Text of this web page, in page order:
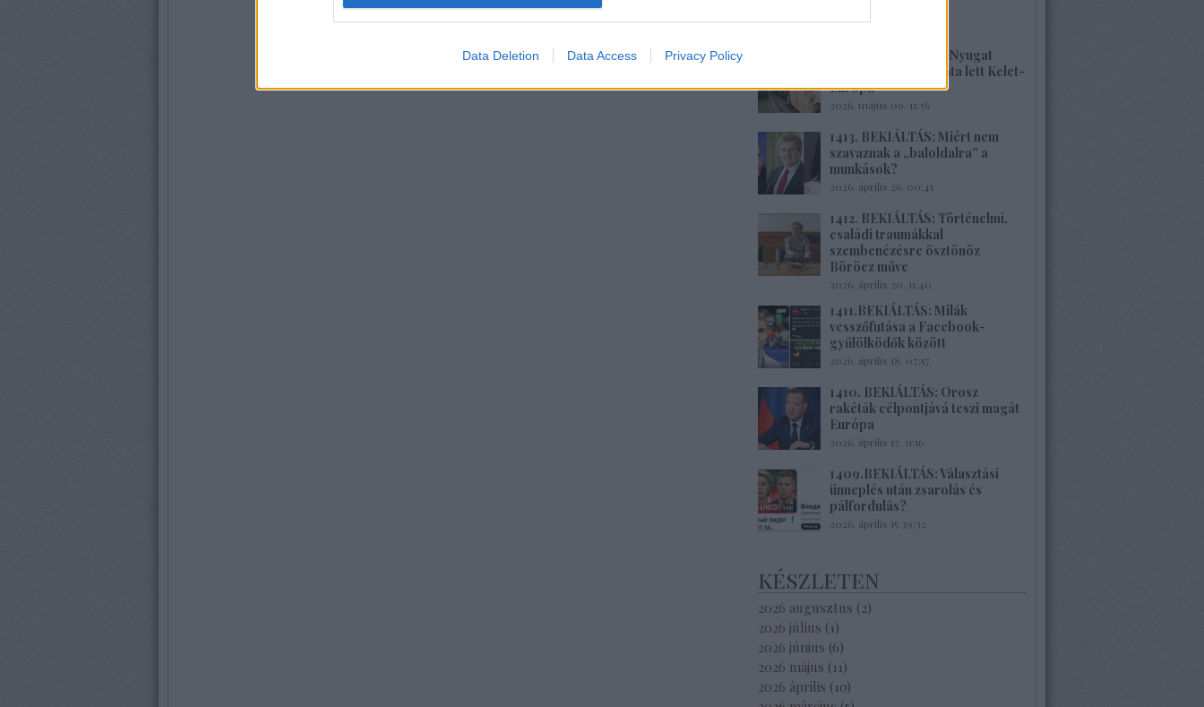
Data Deletion Data Access Privacy Policy
2026. május 10. 12:25
1414. BEKIÁLTÁS: A Nyugat
hulladékának lerakata lett Kelet-
Európa
2026. május 09. 11:36
1413. BEKIÁLTÁS: Miért nem
szavaznak a „baloldalra” a
munkások?
2026. április 26. 00:45
1412. BEKIÁLTÁS: Történelmi,
családi traumákkal
szembenézésre ösztönöz
Böröcz műve
2026. április 20. 11:40
1411.BEKIÁLTÁS: Milák
vesszőfutása a Facebook-
gyűlölködők között
2026. április 18. 07:57
1410. BEKIÁLTÁS: Orosz
rakéták célpontjává teszi magát
Európa
2026. április 17. 11:56
1409.BEKIÁLTÁS: Választási
ünneplés után zsarolás és
pálfordulás?
2026. április 15. 19:32
készleten
2026 augusztus (2)
2026 július ( 1)
2026 június (6)
2026 május ( 11)
2026 április ( 10)